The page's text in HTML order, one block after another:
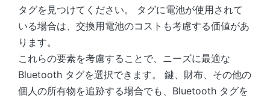
タグを見つけてください。 タグに電池が使用されて
いる場合は、交換用電池のコストも考慮する価値があ
ります。
これらの要素を考慮することで、ニーズに最適な
Bluetooth タグを選択できます。 鍵、財布、その他の
個人の所有物を追跡する場合でも、Bluetooth タグを